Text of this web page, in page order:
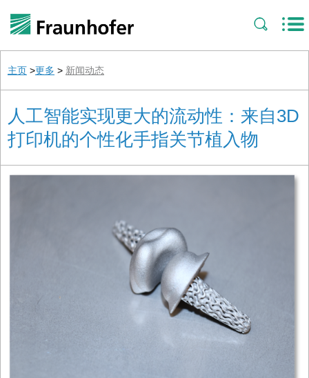
主页 >更多 > 新闻动态
人工智能实现更大的流动性：来自3D
打印机的个性化手指关节植入物